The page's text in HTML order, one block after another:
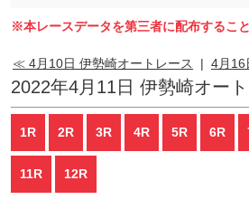
※本レースデータを第三者に配布すること
≪ 4月10日 伊勢崎オートレース | 4月16
2022年4月11日 伊勢崎オー
1R 2R 3R 4R 5R 6R
11R 12R